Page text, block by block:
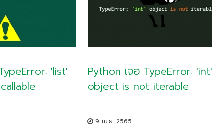
'list'
Python เจอ TypeError: 'int'
object is not iterable
9 เม.ย. 2565